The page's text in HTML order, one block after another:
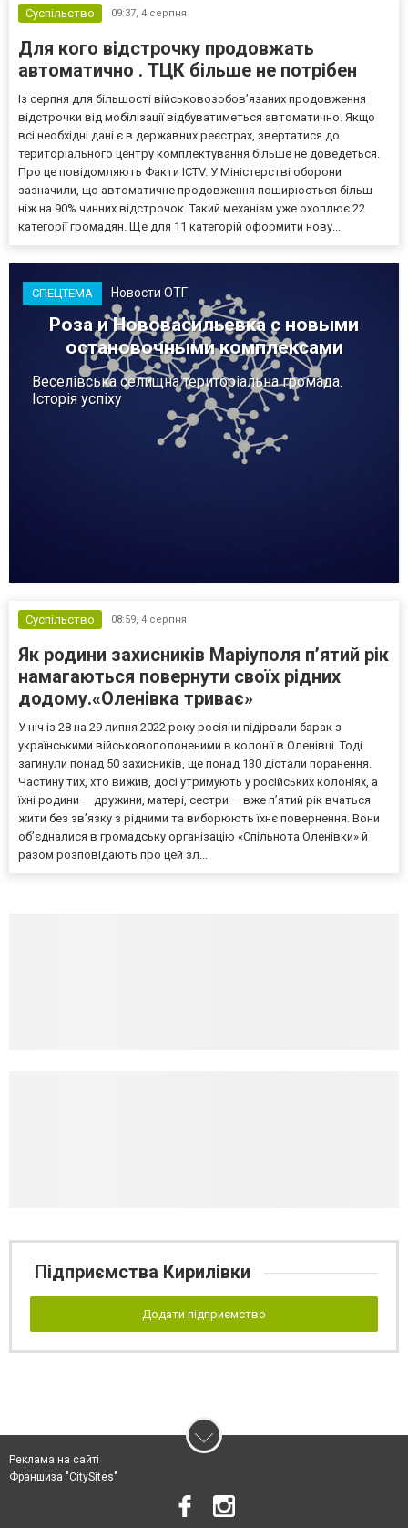
Суспільство 09:37, 4 серпня
Для кого відстрочку продовжать
автоматично . ТЦК більше не потрібен
Із серпня для більшості військовозобов’язаних продовження
відстрочки від мобілізації відбуватиметься автоматично. Якщо
всі необхідні дані є в державних реєстрах, звертатися до
територіального центру комплектування більше не доведеться.
Про це повідомляють Факти ICTV. У Міністерстві оборони
зазначили, що автоматичне продовження поширюється більш
ніж на 90% чинних відстрочок. Такий механізм уже охоплює 22
категорії громадян. Ще для 11 категорій оформити нову...
СПЕЦТЕМА Новости ОТГ
Роза и Нововасильевка с новыми
остановочными комплексами
Веселівська селищна територіальна громада.
Історія успіху
Суспільство 08:59, 4 серпня
Як родини захисників Маріуполя пʼятий рік
намагаються повернути своїх рідних
додому.«Оленівка триває»
У ніч із 28 на 29 липня 2022 року росіяни підірвали барак з
українськими військовополоненими в колонії в Оленівці. Тоді
загинули понад 50 захисників, ще понад 130 дістали поранення.
Частину тих, хто вижив, досі утримують у російських колоніях, а
їхні родини — дружини, матері, сестри — вже п’ятий рік вчаться
жити без зв’язку з рідними та виборюють їхнє повернення. Вони
об’єдналися в громадську організацію «Спільнота Оленівки» й
разом розповідають про цей зл...
Підприємства Кирилівки
Додати підприємство
Реклама на сайті
Франшиза "CitySites"